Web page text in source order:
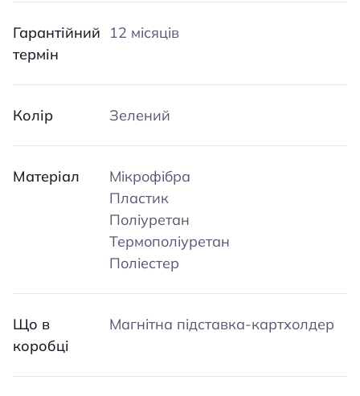
Гарантійний
термін
12 місяців
Колір Зелений
Матеріал
Мікрофібра
Пластик
Поліуретан
Термополіуретан
Поліестер
Що в
коробці
Магнітна підставка-картхолдер